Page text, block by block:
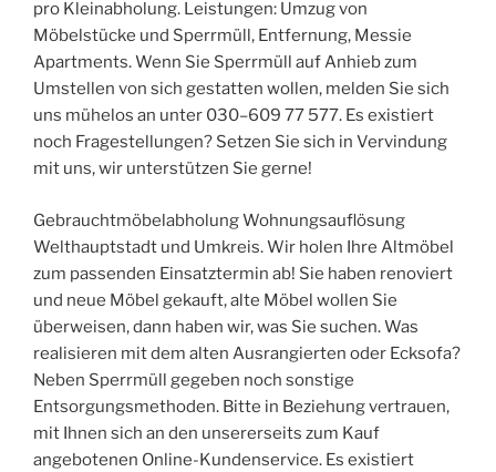
pro Kleinabholung. Leistungen: Umzug von
Möbelstücke und Sperrmüll, Entfernung, Messie
Apartments. Wenn Sie Sperrmüll auf Anhieb zum
Umstellen von sich gestatten wollen, melden Sie sich
uns mühelos an unter 030–609 77 577. Es existiert
noch Fragestellungen? Setzen Sie sich in Vervindung
mit uns, wir unterstützen Sie gerne!
Gebrauchtmöbelabholung Wohnungsauflösung
Welthauptstadt und Umkreis. Wir holen Ihre Altmöbel
zum passenden Einsatztermin ab! Sie haben renoviert
und neue Möbel gekauft, alte Möbel wollen Sie
überweisen, dann haben wir, was Sie suchen. Was
realisieren mit dem alten Ausrangierten oder Ecksofa?
Neben Sperrmüll gegeben noch sonstige
Entsorgungsmethoden. Bitte in Beziehung vertrauen,
mit Ihnen sich an den unsererseits zum Kauf
angebotenen Online-Kundenservice. Es existiert